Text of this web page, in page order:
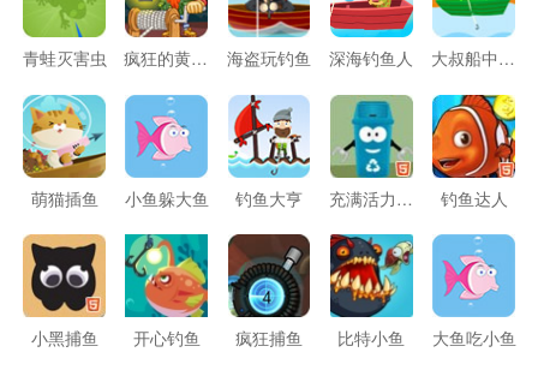
青蛙灭害虫 疯狂的黄金矿工 海盗玩钓鱼 深海钓鱼人 大叔船中钓鱼
萌猫插鱼 小鱼躲大鱼 钓鱼大亨 充满活力的回收 钓鱼达人
小黑捕鱼 开心钓鱼 疯狂捕鱼 比特小鱼 大鱼吃小鱼